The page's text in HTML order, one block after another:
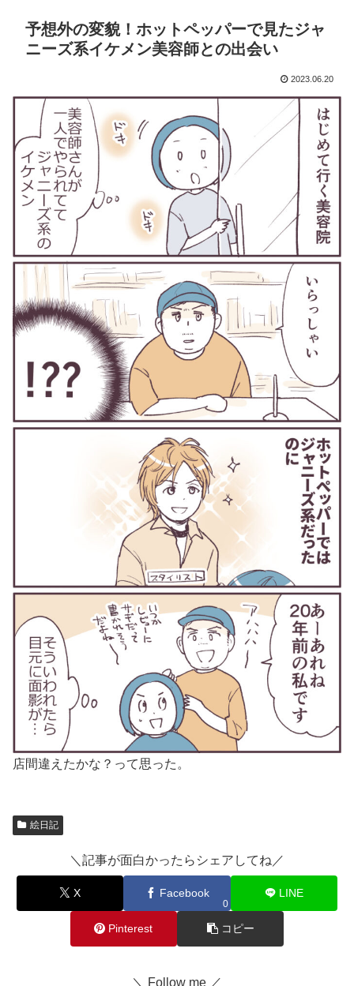
予想外の変貌！ホットペッパーで見たジャ
ニーズ系イケメン美容師との出会い
2023.06.20
店間違えたかな？って思った。
絵日記
＼記事が面白かったらシェアしてね／
X Facebook
0
LINE
Pinterest コピー
＼ Follow me ／